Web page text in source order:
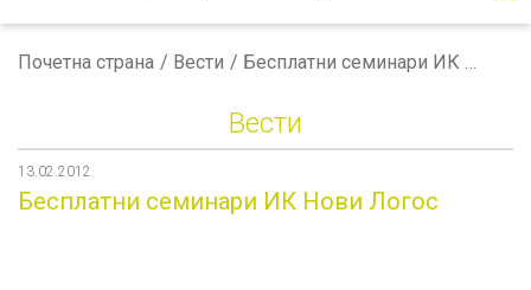
Почетна страна Вести Бесплатни семинари ИК Нови Логос
Вести
13.02.2012.
Бесплатни семинари ИК Нови Логос